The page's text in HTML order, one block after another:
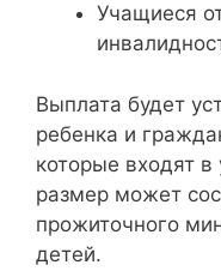
Учащиеся
Выплата будет
ребенка и
которые входят в
размер может
прожиточного
детей.